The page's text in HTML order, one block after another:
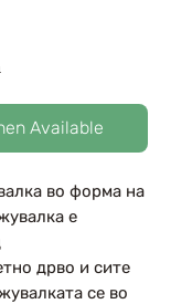
Available
во форма на
е
дрво и сите
се во